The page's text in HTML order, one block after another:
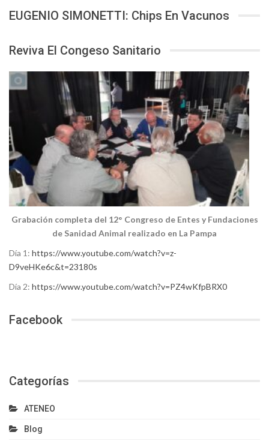
EUGENIO SIMONETTI: Chips En Vacunos
Reviva El Congeso Sanitario
Grabación completa del 12° Congreso de Entes y Fundaciones
de Sanidad Animal realizado en La Pampa
Día 1: https://www.youtube.com/watch?v=z-
D9veHKe6c&t=23180s
Día 2: https://www.youtube.com/watch?v=PZ4wKfpBRX0
Facebook
Categorías
ATENEO
Blog